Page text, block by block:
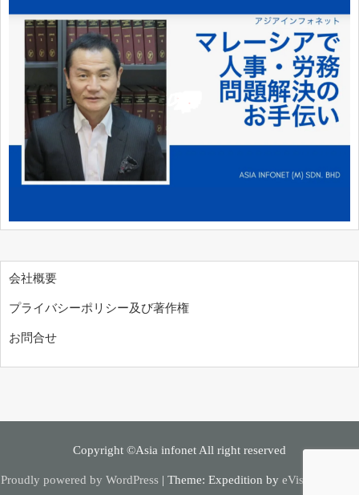
会社概要
プライバシーポリシー及び著作権
お問合せ
Copyright ©Asia infonet All right reserved
Proudly powered by WordPress | Theme: Expedition by eVisionThemes